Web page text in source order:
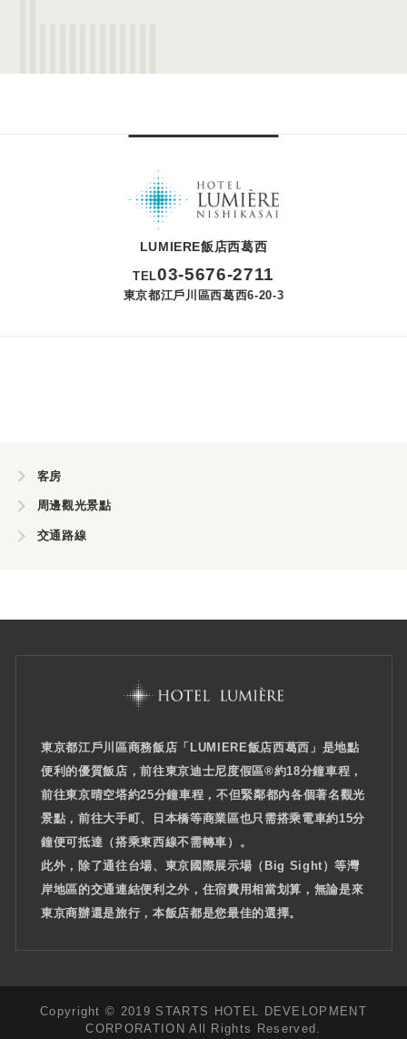
LUMIERE飯店西葛西
TEL03-5676-2711
東京都江戶川區西葛西6-20-3
客房
周邊觀光景點
交通路線
東京都江戶川區商務飯店「LUMIERE飯店西葛西」是地點
便利的優質飯店，前往東京迪士尼度假區®約18分鐘車程，
前往東京晴空塔約25分鐘車程，不但緊鄰都內各個著名觀光
景點，前往大手町、日本橋等商業區也只需搭乘電車約15分
鐘便可抵達（搭乘東西線不需轉車）。
此外，除了通往台場、東京國際展示場（Big Sight）等灣
岸地區的交通連結便利之外，住宿費用相當划算，無論是來
東京商辦還是旅行，本飯店都是您最佳的選擇。
Copyright © 2019 STARTS HOTEL DEVELOPMENT
CORPORATION All Rights Reserved.